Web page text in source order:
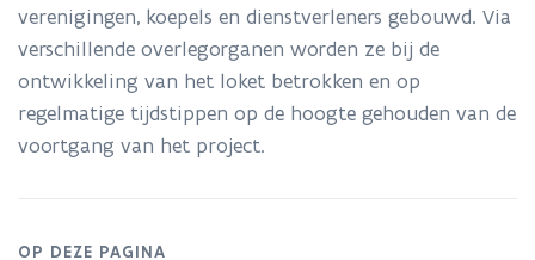
op:
Contact
overleg
verenigingen, koepels en dienstverleners gebouwd. Via
verschillende overlegorganen worden ze bij de
ontwikkeling van het loket betrokken en op
regelmatige tijdstippen op de hoogte gehouden van de
voortgang van het project.
OP DEZE PAGINA